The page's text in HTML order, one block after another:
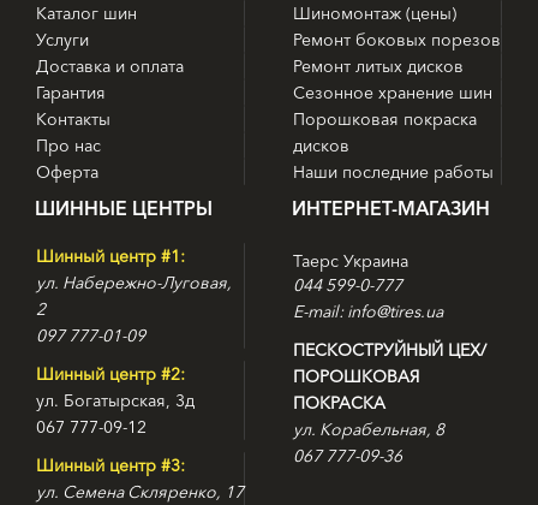
Каталог шин
Услуги
Доставка и оплата
Гарантия
Контакты
Про нас
Оферта
Шиномонтаж (цены)
Ремонт боковых порезов
Ремонт литых дисков
Сезонное хранение шин
Порошковая покраска
дисков
Наши последние работы
ШИННЫЕ ЦЕНТРЫ
Шинный центр #1:
ул. Набережно-Луговая,
2
097 777-01-09
Шинный центр #2:
ул. Богатырская, 3д
067 777-09-12
Шинный центр #3:
ул. Семена Скляренко, 17
ИНТЕРНЕТ-МАГАЗИН
Таерс Украина
044 599-0-777
E-mail: info@tires.ua
ПЕСКОСТРУЙНЫЙ ЦЕХ/
ПОРОШКОВАЯ
ПОКРАСКА
ул. Корабельная, 8
067 777-09-36